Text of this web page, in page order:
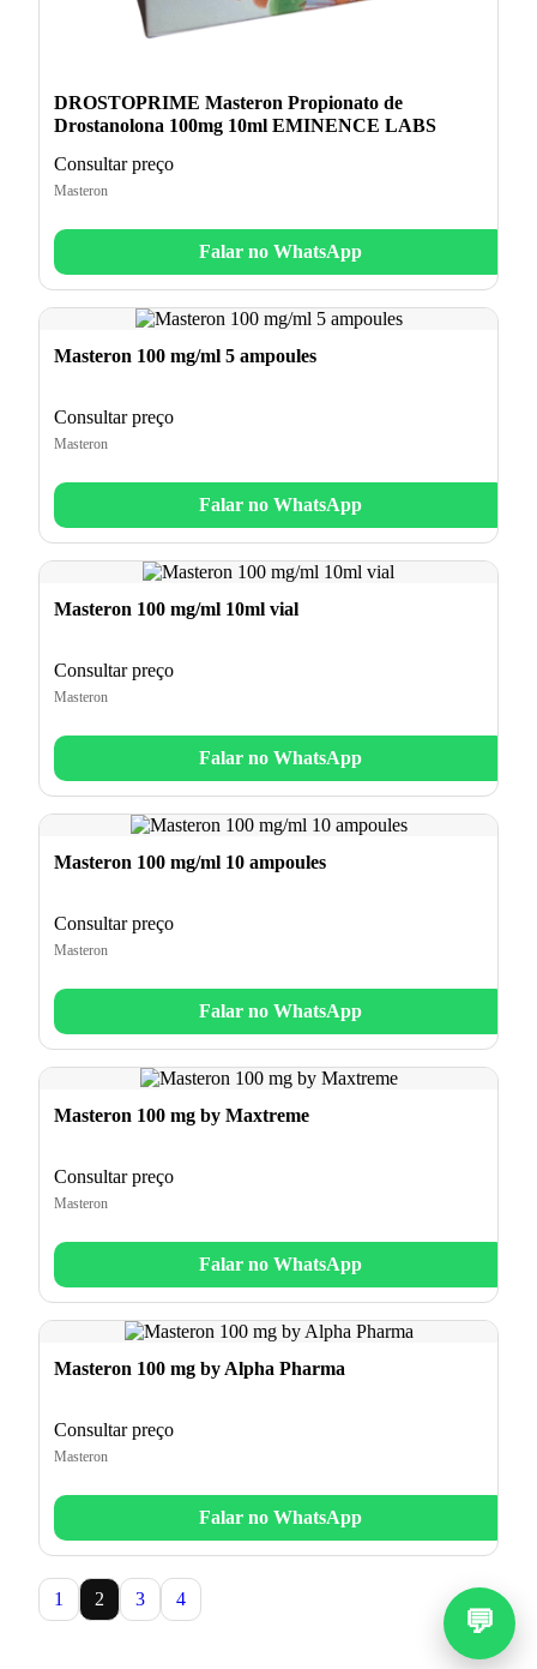
DROSTOPRIME Masteron Propionato de
Drostanolona 100mg 10ml EMINENCE LABS
Consultar preço
Masteron
Falar no WhatsApp
Masteron 100 mg/ml 5 ampoules
Consultar preço
Masteron
Falar no WhatsApp
Masteron 100 mg/ml 10ml vial
Consultar preço
Masteron
Falar no WhatsApp
Masteron 100 mg/ml 10 ampoules
Consultar preço
Masteron
Falar no WhatsApp
Masteron 100 mg by Maxtreme
Consultar preço
Masteron
Falar no WhatsApp
Masteron 100 mg by Alpha Pharma
Consultar preço
Masteron
Falar no WhatsApp
1 2 3 4
💬